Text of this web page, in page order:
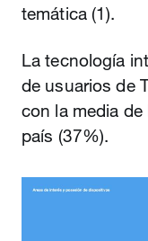
temática (1).
La tecnología
de usuarios de
con la media
país (37%).